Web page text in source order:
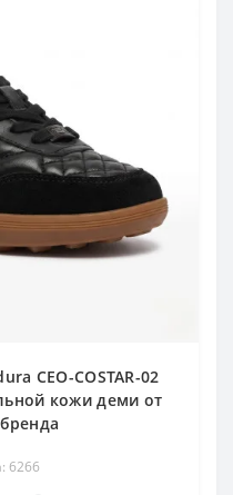
CEO-COSTAR-02
кожи деми от
6266